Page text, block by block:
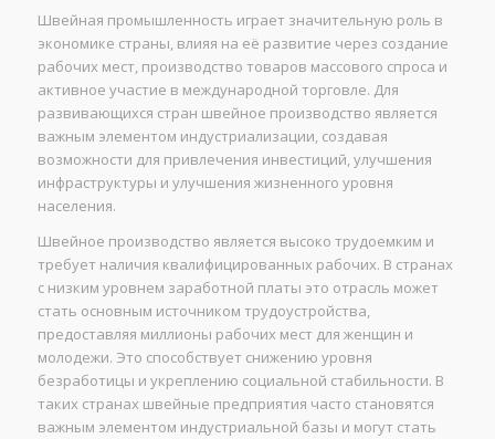
Швейная промышленность играет значительную роль в
экономике страны, влияя на её развитие через создание
рабочих мест, производство товаров массового спроса и
активное участие в международной торговле. Для
развивающихся стран швейное производство является
важным элементом индустриализации, создавая
возможности для привлечения инвестиций, улучшения
инфраструктуры и улучшения жизненного уровня
населения.
Швейное производство является высоко трудоемким и
требует наличия квалифицированных рабочих. В странах
с низким уровнем заработной платы это отрасль может
стать основным источником трудоустройства,
предоставляя миллионы рабочих мест для женщин и
молодежи. Это способствует снижению уровня
безработицы и укреплению социальной стабильности. В
таких странах швейные предприятия часто становятся
важным элементом индустриальной базы и могут стать